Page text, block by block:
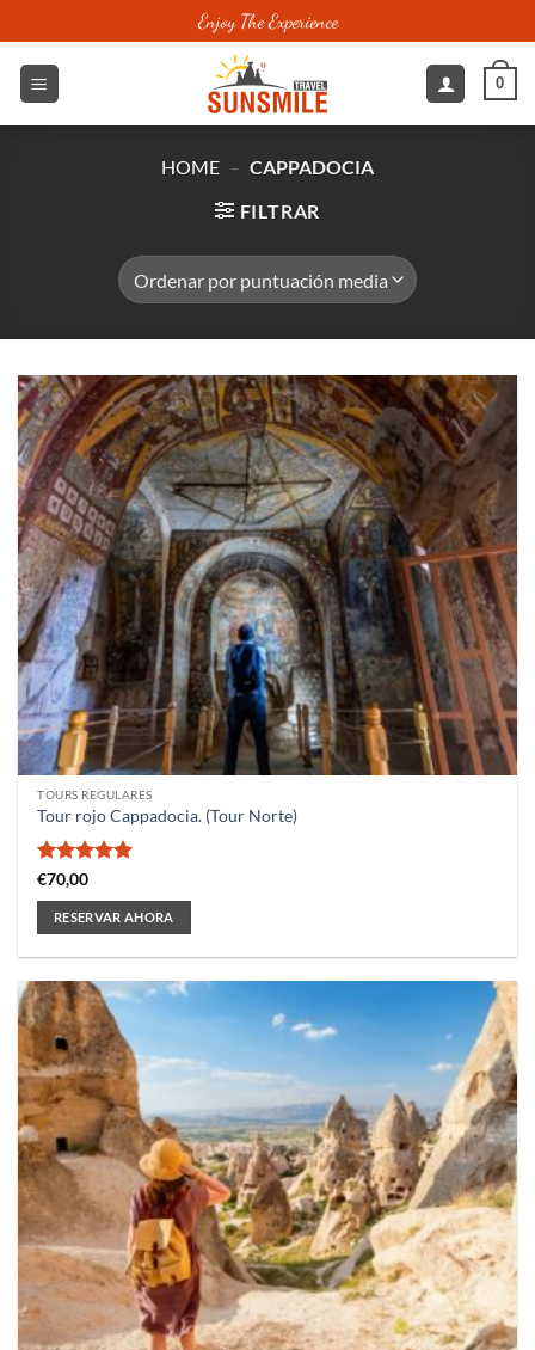
al
contenido
Enjoy The Experience
0
HOME – CAPPADOCIA
FILTRAR
TOURS REGULARES
Tour rojo Cappadocia. (Tour Norte)
Valorado
con5de 5
€70,00
RESERVAR AHORA